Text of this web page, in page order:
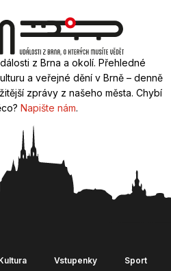
z Brna a okolí. Přehledné
a veřejné dění v Brně – denně
zprávy z našeho města. Chybí
Napište nám.
Vstupenky Sport